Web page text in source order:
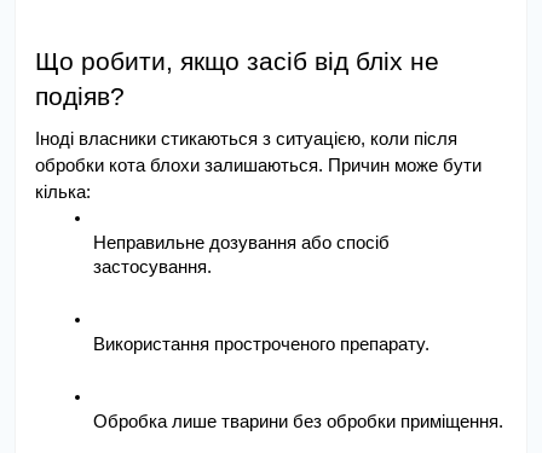
Що робити, якщо засіб від бліх не
подіяв?
Іноді власники стикаються з ситуацією, коли після
обробки кота блохи залишаються. Причин може бути
кілька:
Неправильне дозування або спосіб
застосування.
Використання простроченого препарату.
Обробка лише тварини без обробки приміщення.